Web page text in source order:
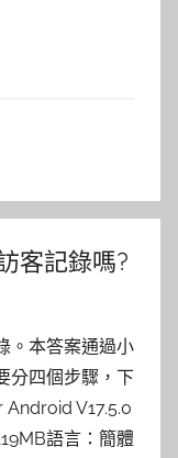
客記錄嗎?
。本答案通過小
分四個步驟，下
V17.5.0
語言：簡體